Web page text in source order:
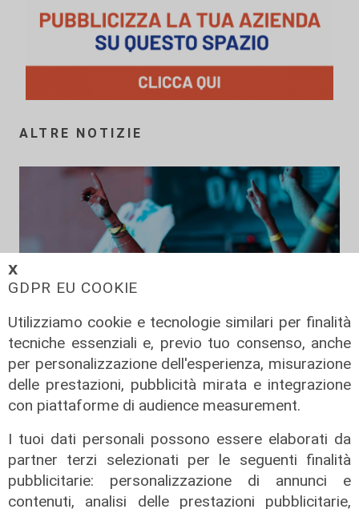
𝗫
GDPR EU COOKIE
Utilizziamo cookie e tecnologie similari per finalità
tecniche essenziali e, previo tuo consenso, anche
per personalizzazione dell'esperienza, misurazione
delle prestazioni, pubblicità mirata e integrazione
con piattaforme di audience measurement.
I tuoi dati personali possono essere elaborati da
partner terzi selezionati per le seguenti finalità
pubblicitarie: personalizzazione di annunci e
contenuti, analisi delle prestazioni pubblicitarie,
ALTRE NOTIZIE
Dati
Porto Antico, numeri record per